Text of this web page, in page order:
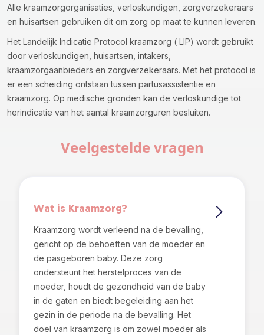
Alle kraamzorgorganisaties, verloskundigen, zorgverzekeraars
en huisartsen gebruiken dit om zorg op maat te kunnen leveren.
Het Landelijk Indicatie Protocol kraamzorg ( LIP) wordt gebruikt
door verloskundigen, huisartsen, intakers,
kraamzorgaanbieders en zorgverzekeraars. Met het protocol is
er een scheiding ontstaan tussen partusassistentie en
kraamzorg. Op medische gronden kan de verloskundige tot
herindicatie van het aantal kraamzorguren besluiten.
Veelgestelde vragen
Wat is Kraamzorg?
Kraamzorg wordt verleend na de bevalling,
gericht op de behoeften van de moeder en
de pasgeboren baby. Deze zorg
ondersteunt het herstelproces van de
moeder, houdt de gezondheid van de baby
in de gaten en biedt begeleiding aan het
gezin in de periode na de bevalling. Het
doel van kraamzorg is om zowel moeder als